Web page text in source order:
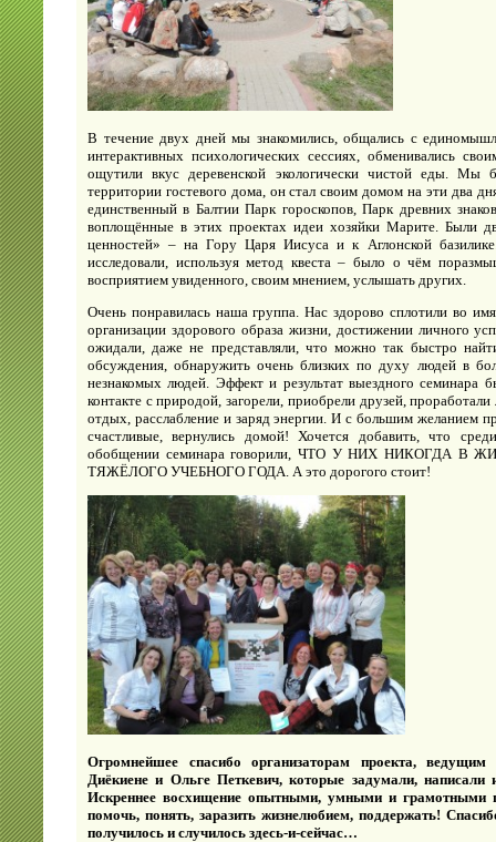
В течение двух дней мы знакомились, общались с
интерактивных психологических сессиях, обменивались
ощутили вкус деревенской экологически чистой еды. Мы
территории гостевого дома, он стал своим домом на эти два
единственный в Балтии Парк гороскопов, Парк древних
воплощённые в этих проектах идеи хозяйки Марите. Были
ценностей» – на Гору Царя Иисуса и к Аглонской
исследовали, используя метод квеста – было о чём
восприятием увиденного, своим мнением, услышать других.
Очень понравилась наша группа. Нас здорово сплотили во
организации здорового образа жизни, достижении личного
ожидали, даже не представляли, что можно так быстро
обсуждения, обнаружить очень близких по духу людей в
незнакомых людей. Эффект и результат выездного
контакте с природой, загорели, приобрели друзей,
отдых, расслабление и заряд энергии. И с большим желанием
счастливые, вернулись домой! Хочется добавить, что
обобщении семинара говорили, ЧТО У НИХ НИКОГДА
ТЯЖЁЛОГО УЧЕБНОГО ГОДА. А это дорогого стоит!
Огромнейшее спасибо организаторам проекта, ведущим
Диёкиене и Ольге Петкевич, которые задумали,
Искреннее восхищение опытными, умными и грамотными
помочь, понять, заразить жизнелюбием, поддержать!
получилось и случилось здесь-и-сейчас…